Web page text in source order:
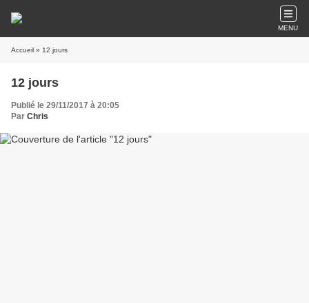
MENU
Accueil » 12 jours
12 jours
Publié le 29/11/2017 à 20:05
Par Chris